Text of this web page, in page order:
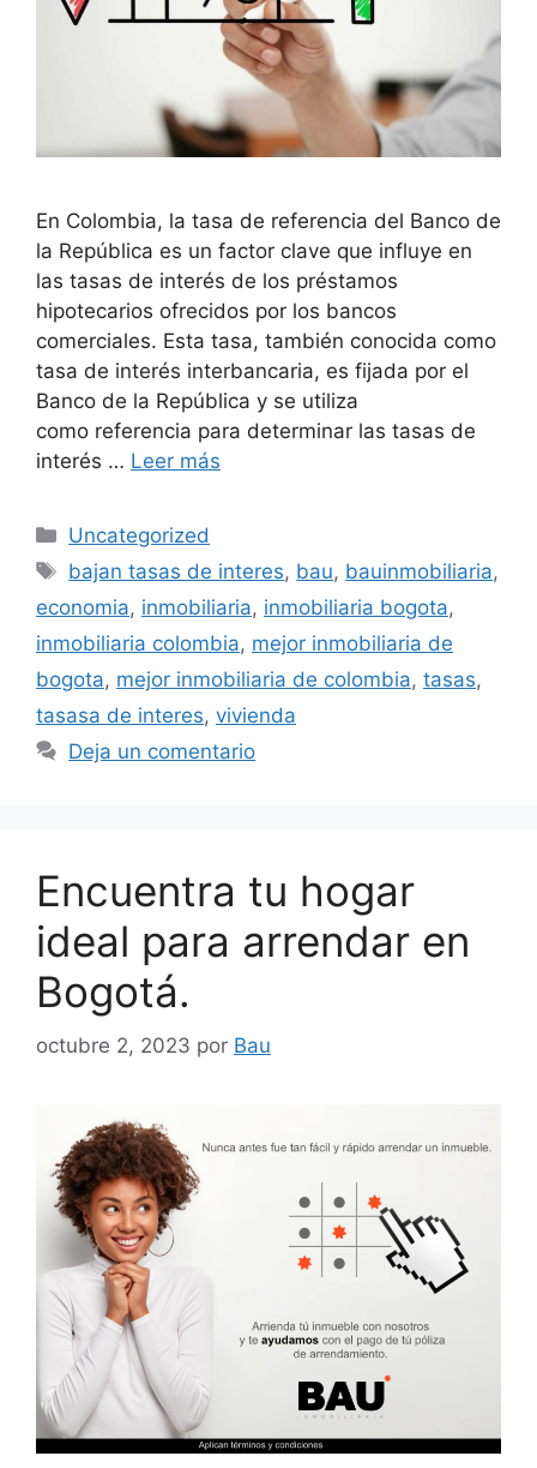
En Colombia, la tasa de referencia del Banco de
la República es un factor clave que influye en
las tasas de interés de los préstamos
hipotecarios ofrecidos por los bancos
comerciales. Esta tasa, también conocida como
tasa de interés interbancaria, es fijada por el
Banco de la República y se utiliza
como referencia para determinar las tasas de
interés … Leer más
Categorías
Uncategorized
Etiquetas
bajan tasas de interes, bau, bauinmobiliaria,
economia, inmobiliaria, inmobiliaria bogota,
inmobiliaria colombia, mejor inmobiliaria de
bogota, mejor inmobiliaria de colombia, tasas,
tasasa de interes, vivienda
Deja un comentario
Encuentra tu hogar
ideal para arrendar en
Bogotá.
octubre 2, 2023 por Bau